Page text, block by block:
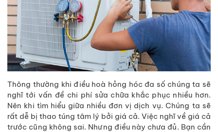
Thông thường khi điều hoà hỏng hóc đa số chúng ta sẽ
nghĩ tới vấn đề chi phí sửa chữa khắc phục nhiều hơn.
Nên khi tìm hiểu giữa nhiều đơn vị dịch vụ. Chúng ta sẽ
rất dễ bị thao túng tâm lý bởi giá cả. Việc nghĩ về giá cả
trước cũng không sai. Nhưng điều này chưa đủ. Bạn cần